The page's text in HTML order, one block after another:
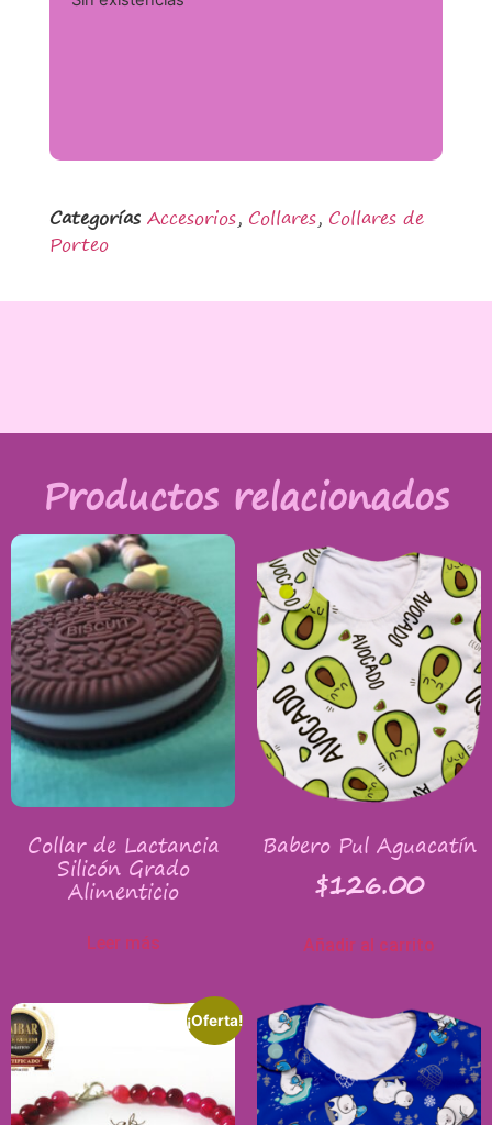
Categorías Accesorios, Collares, Collares de
Porteo
Productos relacionados
Collar de Lactancia
Silicón Grado
Alimenticio
Leer más
Babero Pul Aguacatín
$126.00
Añadir al carrito
¡Oferta!